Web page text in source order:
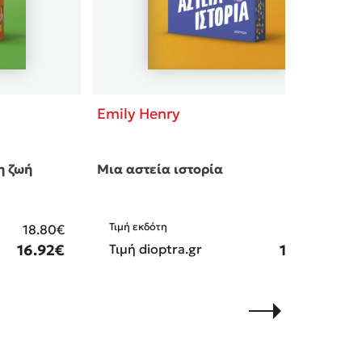
ζωή
18.80€
16.92€
Emily Henry
Μια αστεία ιστορία
Τιμή εκδότη
Τιμή dioptra.gr
15.93€